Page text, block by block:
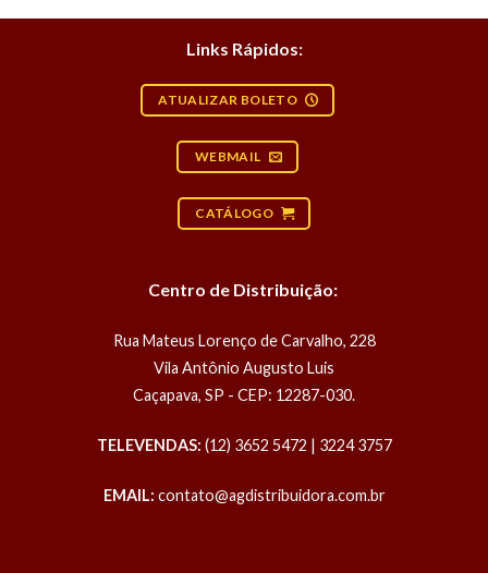
Links Rápidos:
ATUALIZAR BOLETO
WEBMAIL
CATÁLOGO
Centro de Distribuição:
Rua Mateus Lorenço de Carvalho, 228
Vila Antônio Augusto Luis
Caçapava, SP - CEP: 12287-030.
TELEVENDAS: (12) 3652 5472 | 3224 3757
EMAIL: contato@agdistribuidora.com.br